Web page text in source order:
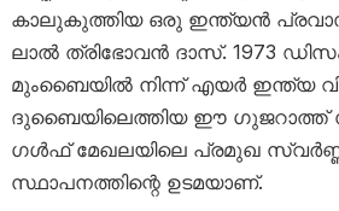
കാലുകുത്തിയ ഒരു ഇന്ത്യൻ
ലാൽ ത്രിഭോവൻ ദാസ്. 1973
മുംബൈയിൽ നിന്ന് എയർ ഇന്ത്യ
ദുബൈയിലെത്തിയ ഈ ഗുജറാത്ത്
ഗൾഫ് മേഖലയിലെ പ്രമുഖ
സ്ഥാപനത്തിന്റെ ഉടമയാണ്.